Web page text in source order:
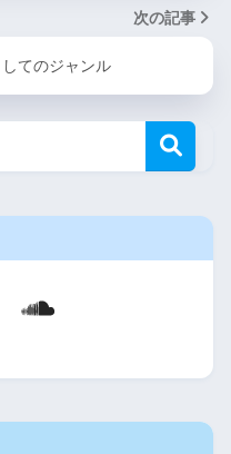
次の記事
てのジャンル